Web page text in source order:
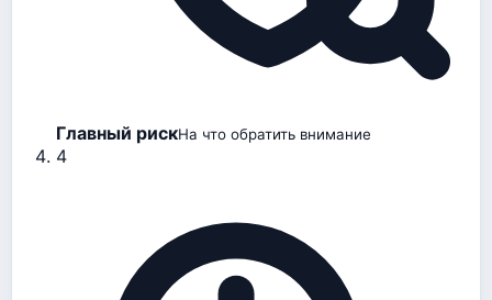
Главный рискНа что обратить внимание
4